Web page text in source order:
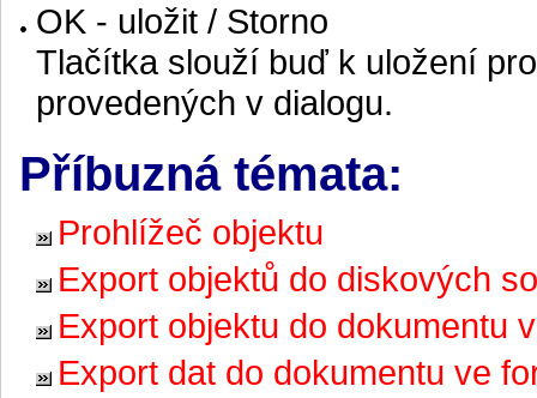
OK - uložit / Storno
Tlačítka slouží buď k uložení
provedených v dialogu.
Příbuzná témata:
Prohlížeč objektu
Export objektů do diskových
Export objektu do dokumentu
Export dat do dokumentu ve